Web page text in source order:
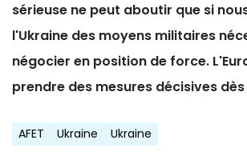
sérieuse ne peut aboutir que si
l'Ukraine des moyens militaires
négocier en position de force.
prendre des mesures décisives
AFET Ukraine Ukraine